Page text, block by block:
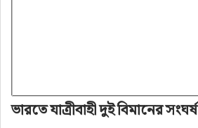
ভারতে যাত্রীবাহী দুই বিমানের সংঘর্ষ